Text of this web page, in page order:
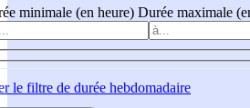
minimale (en heure) Durée maximale
le filtre de durée hebdomadaire